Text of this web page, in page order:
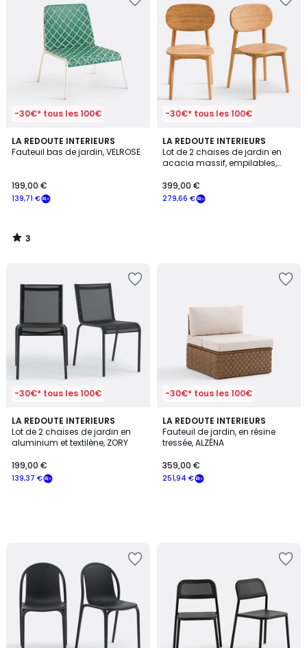
-30€* tous les 100€
LA REDOUTE INTERIEURS
Fauteuil bas de jardin, VELROSE
139,71 €
199,00 €
3
/
3
/
-30€* tous les 100€
LA REDOUTE INTERIEURS
Lot de 2 chaises de jardin en
acacia massif, empilables,
279,66 €
399,00 €
-30€* tous les 100€
LA REDOUTE INTERIEURS
Lot de 2 chaises de jardin en
aluminium et textilène, ZORY
139,37 €
199,00 €
-30€* tous les 100€
LA REDOUTE INTERIEURS
Fauteuil de jardin, en résine
tressée, ALZÉNA
251,94 €
359,00 €